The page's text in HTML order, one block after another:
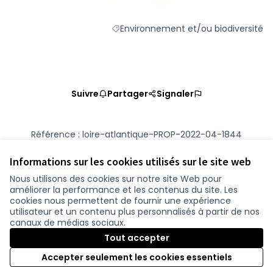
Informations sur les cookies utilisés sur le site web
Nous utilisons des cookies sur notre site Web pour
améliorer la performance et les contenus du site. Les
cookies nous permettent de fournir une expérience
utilisateur et un contenu plus personnalisés à partir de nos
canaux de médias sociaux.
Tout accepter
Accepter seulement les cookies essentiels
Filtrer les résultats de la catégorie :
Environnement et/ou biodiversité
Suivre Partager Signaler
Référence : loire-atlantique-PROP-2022-04-1844
Vérifiez l'empreinte numérique
Conditions d'utilisation
Paramètres des cookies
participer.loire-atlantique.fr sur Facebook
(Nouvelle fenêtre)
participer.loire-atlantique.fr sur Instagram
(Nouvelle fenêtre)
participer.loire-atlantique.fr sur YouTube
(Nouvelle fenêtre)